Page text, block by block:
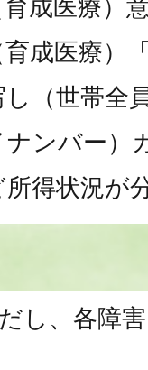
育成医療）
育成医療）
し（世帯全
ナンバー
所得状況が
し、各障